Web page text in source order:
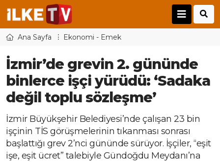
Ana Sayfa Ekonomi - Emek
İzmir’de grevin 2. gününde
binlerce işçi yürüdü: ‘Sadaka
değil toplu sözleşme’
İzmir Büyükşehir Belediyesi’nde çalışan 23 bin
işçinin TİS görüşmelerinin tıkanması sonrası
başlattığı grev 2’nci gününde sürüyor. İşçiler, “eşit
işe, eşit ücret” talebiyle Gündoğdu Meydanı’na